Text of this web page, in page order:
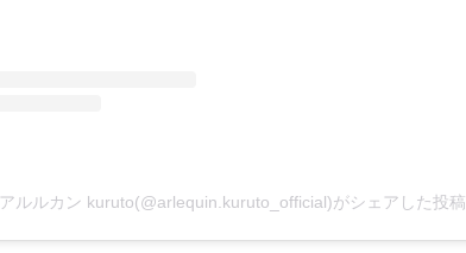
アルルカン kuruto(@arlequin.kuruto_official)がシェアした投稿